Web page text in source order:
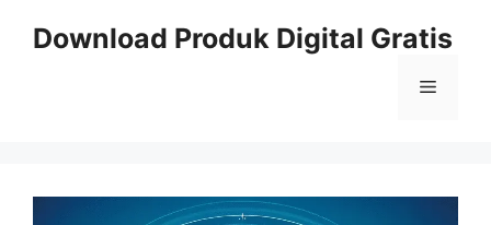
Download Produk Digital Gratis
Menu